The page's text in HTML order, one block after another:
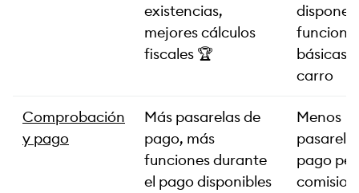
existencias,
mejores cálculos
fiscales 🏆
dispone
básicas
carro
Comprobación
y pago
Más pasarelas de
pago, más
funciones durante
el pago disponibles
Menos
pago